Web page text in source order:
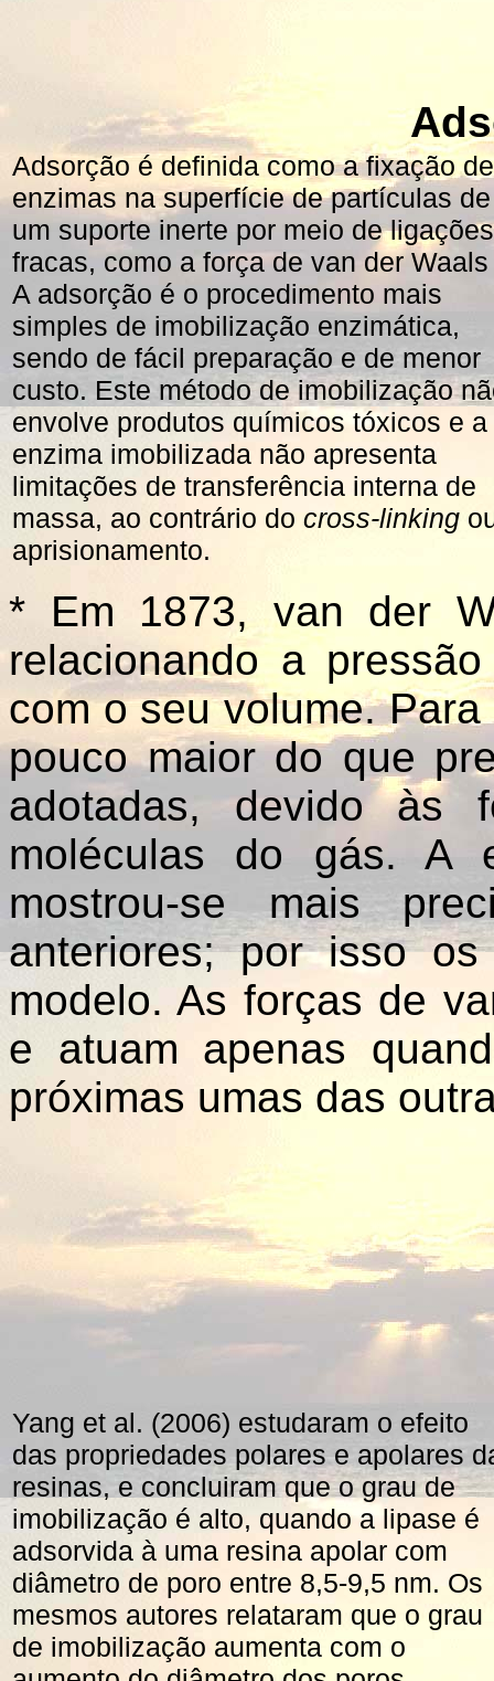
Adsorção é definida como a fixação de
enzimas na superfície de partículas de
um suporte inerte por meio de ligações
fracas, como a força de van der
A adsorção é o procedimento mais
simples de imobilização enzimática,
sendo de fácil preparação e de menor
custo. Este método de imobilização
envolve produtos químicos tóxicos e a
enzima imobilizada não apresenta
limitações de transferência interna de
massa, ao contrário do cross-linking
aprisionamento.
* Em 1873, van der
relacionando a
com o seu volume.
pouco maior do que
adotadas, devido às
moléculas do gás. A
mostrou-se mais
anteriores; por isso
modelo. As forças de
e atuam apenas
próximas umas das
Yang et al. (2006) estudaram o efeito
das propriedades polares e apolares
resinas, e concluiram que o grau de
imobilização é alto, quando a lipase é
adsorvida à uma resina apolar com
diâmetro de poro entre 8,5-9,5 nm. Os
mesmos autores relataram que o grau
de imobilização aumenta com o